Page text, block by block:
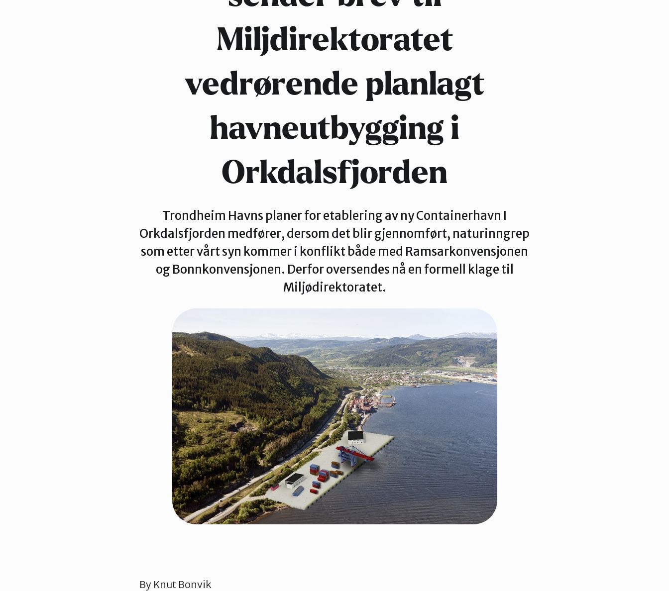
Verdal
Miljdirektoratet
vedrørende planlagt
havneutbygging i
Orkdalsfjorden
Trondheim Havns planer for etablering av ny Containerhavn I
Orkdalsfjorden medfører, dersom det blir gjennomført, naturinngrep
som etter vårt syn kommer i konflikt både med Ramsarkonvensjonen
og Bonnkonvensjonen. Derfor oversendes nå en formell klage til
Miljødirektoratet.
By Knut Bonvik